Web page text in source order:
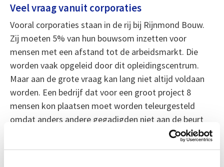
Veel vraag vanuit corporaties
Vooral corporaties staan in de rij bij Rijnmond Bouw.
Zij moeten 5% van hun bouwsom inzetten voor
mensen met een afstand tot de arbeidsmarkt. Die
worden vaak opgeleid door dit opleidingscentrum.
Maar aan de grote vraag kan lang niet altijd voldaan
worden. Een bedrijf dat voor een groot project 8
mensen kon plaatsen moet worden teleurgesteld
omdat anders andere gegadigden niet aan de beurt
komen. Het zijn niet alleen jongeren die hier een